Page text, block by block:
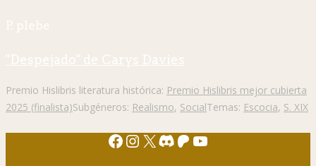
P. plebe
"Despejado" de Carys Davies
Premio Hislibris literatura histórica: Premio Hislibris mejor cubierta
2025 (finalista)Subgéneros: Realismo, SocialTemas: Escocia, S. XIX
Facebook
Instagram
X Discord
Patreon
YouTube